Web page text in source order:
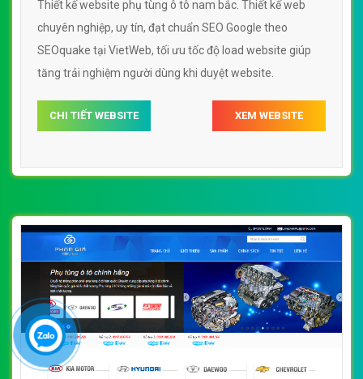
Thiết kế website phụ tùng ô tô nam bắc. Thiết kế web
chuyên nghiệp, uy tín, đạt chuẩn SEO Google theo
SEOquake tại VietWeb, tối ưu tốc độ load website giúp
tăng trải nghiệm người dùng khi duyệt website.
CHI TIẾT WEBSITE XEM WEBSITE